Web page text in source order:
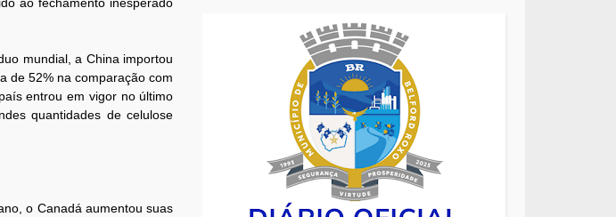
mundial, a China importou
de 52% na comparação com
entrou em vigor no último
quantidades de celulose
o Canadá aumentou suas